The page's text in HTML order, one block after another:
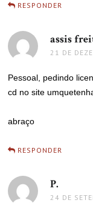
RESPONDER
assis
21 DE
Pessoal, pedindo
cd no site
abraço
RESPONDER
P.
24 DE